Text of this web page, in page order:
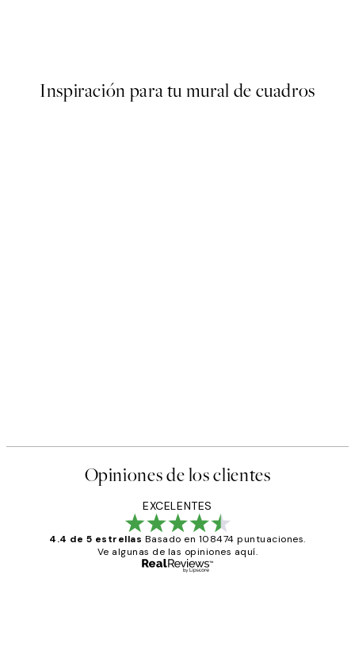
Inspiración para tu mural de cuadros
Opiniones de los clientes
EXCELENTES
4.4 de 5 estrellas Basado en 108474 puntuaciones.
Ve algunas de las opiniones aquí.